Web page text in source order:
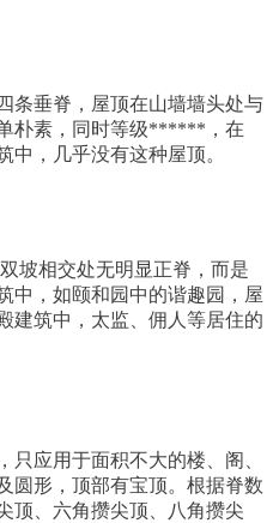
垂脊，屋顶在山墙墙头处与
朴素，同时等级******，在
，几乎没有这种屋顶。
相交处无明显正脊，而是
中，如颐和园中的谐趣园，屋
建筑中，太监、佣人等居住的
应用于面积不大的楼、阁、
圆形，顶部有宝顶。根据脊数
顶、六角攒尖顶、八角攒尖